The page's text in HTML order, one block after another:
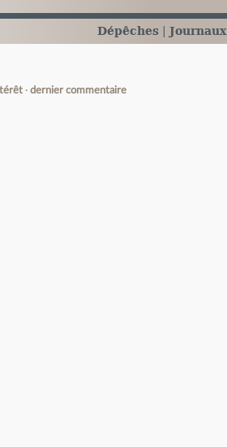
Dépêches Journaux
dernier commentaire